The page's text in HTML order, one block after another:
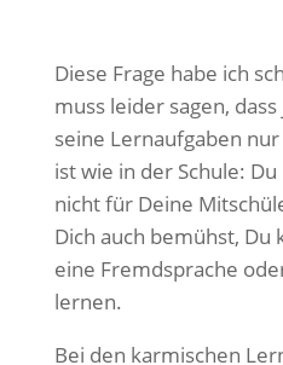
Diese Frage habe ich
muss leider sagen,
seine Lernaufgaben
ist wie in der Schule:
nicht für Deine
Dich auch bemühst,
eine Fremdsprache
lernen.
Bei den karmischen